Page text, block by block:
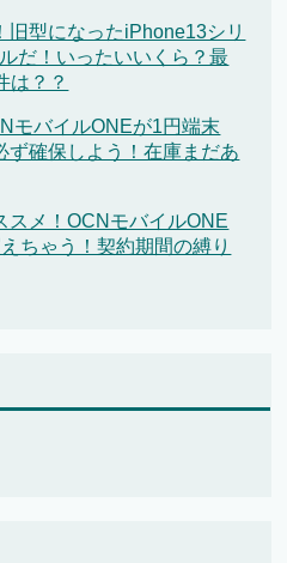
型になったiPhone13シリ
だ！いったいいくら？最
は？？
モバイルONEが1円端末
ず確保しよう！在庫まだあ
スメ！OCNモバイルONE
ちゃう！契約期間の縛り